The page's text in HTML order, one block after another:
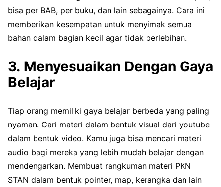
bisa per BAB, per buku, dan lain sebagainya. Cara ini
memberikan kesempatan untuk menyimak semua
bahan dalam bagian kecil agar tidak berlebihan.
3. Menyesuaikan Dengan Gaya
Belajar
Tiap orang memiliki gaya belajar berbeda yang paling
nyaman. Cari materi dalam bentuk visual dari youtube
dalam bentuk video. Kamu juga bisa mencari materi
audio bagi mereka yang lebih mudah belajar dengan
mendengarkan. Membuat rangkuman materi PKN
STAN dalam bentuk pointer, map, kerangka dan lain